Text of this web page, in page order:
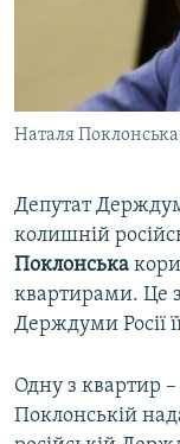
ВІДЕОУРОКИ
СВІДЧЕННЯ
УКРАЇНСЬКА
ЯК ОБІЙТИ
Qırımtatar
Усі сайти RFE/
Наталя
Депутат
колишній
Поклонська
квартирами. Це
Держдуми Росії
Одну з квартир
Поклонській